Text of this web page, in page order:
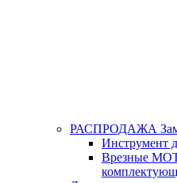
РАСПРОДАЖА
Инструмент
Врезные